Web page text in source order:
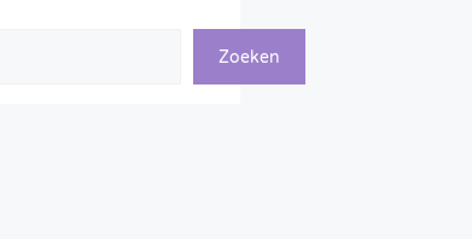
Zoeken